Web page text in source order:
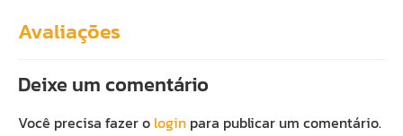
Avaliações
Deixe um comentário
Você precisa fazer o login para publicar um comentário.